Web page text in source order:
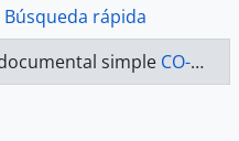
Búsqueda rápida
simple CO-20-007 - Actas-1998-2000